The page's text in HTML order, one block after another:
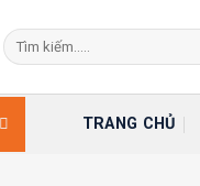
Search
for:
TRANG CHỦ